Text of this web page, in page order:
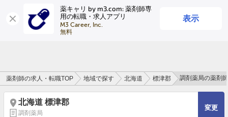
薬キャリ by m3.com: 薬剤師専
用の転職・求人アプリ
M3 Career, Inc.
無料
表示
ログイン
薬剤師の求人・転職TOP 地域で探す 北海道 標津郡 調剤薬局の薬剤
北海道 標津郡
調剤薬局
変更